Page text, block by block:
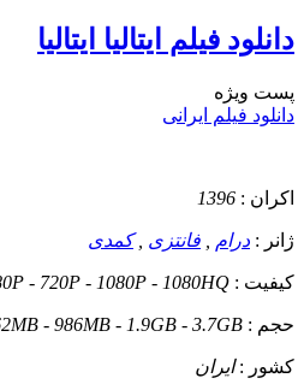
دانلود فیلم ایتالیا ایتالیا
پست ويژه
دانلود فیلم ایرانی
اکران : 1396
ژانر : درام فانتزی ,کمدی
کیفیت : - 720P - 1080P - 1080HQ
حجم : - 986MB - 1.9GB - 3.7GB
کشور :ایران